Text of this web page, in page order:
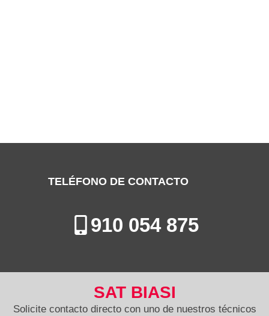
TELÉFONO DE CONTACTO
910 054 875
SAT BIASI
Solicite contacto directo con uno de nuestros técnicos